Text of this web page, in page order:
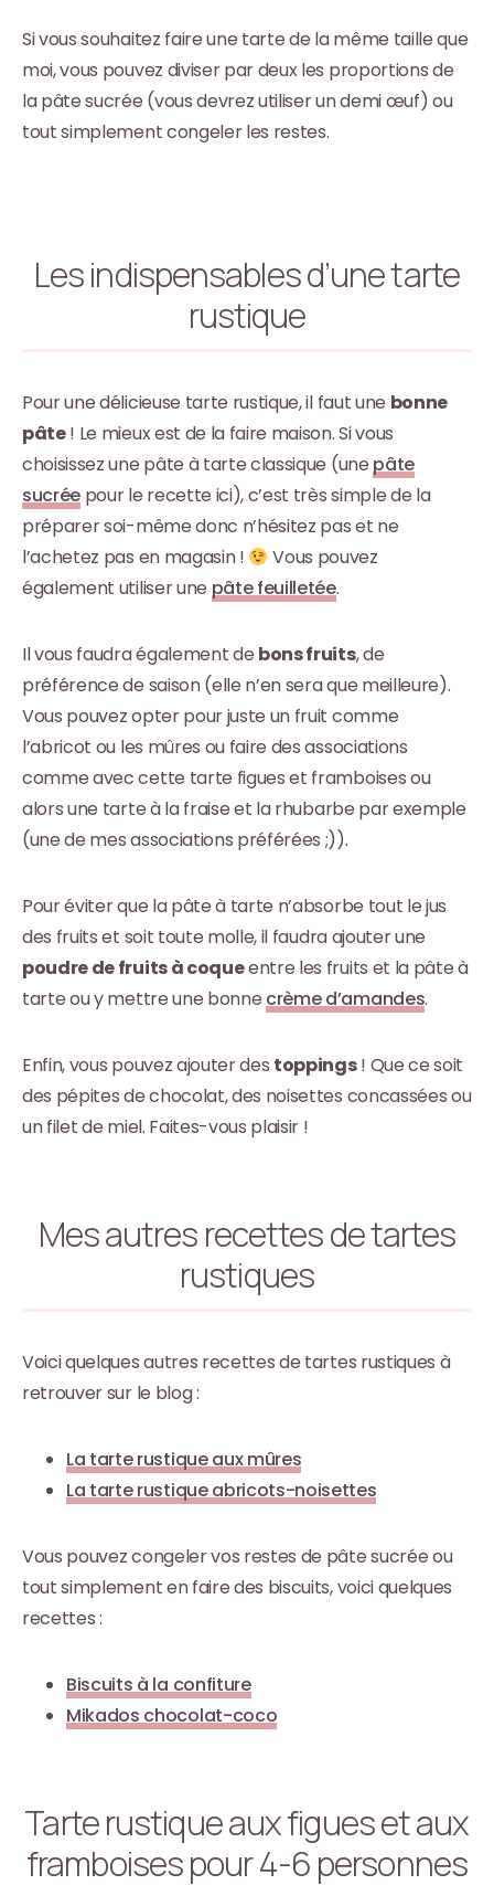
Si vous souhaitez faire une tarte de la même taille que
moi, vous pouvez diviser par deux les proportions de
la pâte sucrée (vous devrez utiliser un demi œuf) ou
tout simplement congeler les restes.
Les indispensables d’une tarte
rustique
Pour une délicieuse tarte rustique, il faut une bonne
pâte! Le mieux est de la faire maison. Si vous
choisissez une pâte à tarte classique (une pâte
sucrée pour le recette ici), c’est très simple de la
préparer soi-même donc n’hésitez pas et ne
l’achetez pas en magasin !
Vous pouvez
également utiliser une pâte feuilletée.
Il vous faudra également de bons fruits, de
préférence de saison (elle n’en sera que meilleure).
Vous pouvez opter pour juste un fruit comme
l’abricot ou les mûres ou faire des associations
comme avec cette tarte figues et framboises ou
alors une tarte à la fraise et la rhubarbe par exemple
(une de mes associations préférées ;)).
Pour éviter que la pâte à tarte n’absorbe tout le jus
des fruits et soit toute molle, il faudra ajouter une
poudre de fruits à coqueentre les fruits et la pâte à
tarte ou y mettre une bonne crème d’amandes.
Enfin, vous pouvez ajouter des toppings! Que ce soit
des pépites de chocolat, des noisettes concassées ou
un filet de miel. Faites-vous plaisir !
Mes autres recettes de tartes
rustiques
Voici quelques autres recettes de tartes rustiques à
retrouver sur le blog :
La tarte rustique aux mûres
La tarte rustique abricots-noisettes
Vous pouvez congeler vos restes de pâte sucrée ou
tout simplement en faire des biscuits, voici quelques
recettes :
Biscuits à la confiture
Mikados chocolat-coco
Tarte rustique aux figues et aux
framboises pour 4-6 personnes